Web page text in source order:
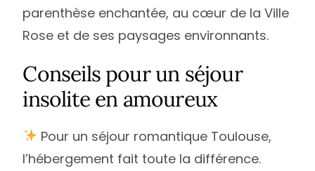
parenthèse enchantée, au cœur de la Ville
Rose et de ses paysages environnants.
Conseils pour un séjour
insolite en amoureux
Pour un séjour romantique Toulouse,
l’hébergement fait toute la différence.